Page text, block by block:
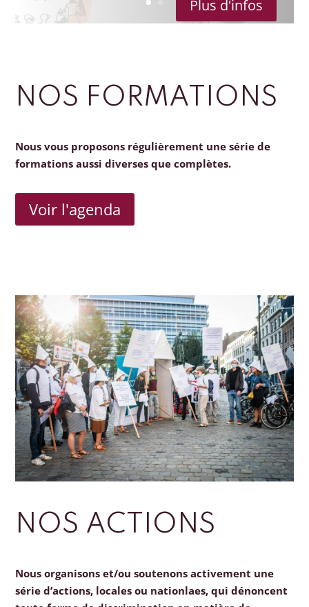
Plus d'infos
NOS FORMATIONS
Nous vous proposons régulièrement une série de
formations aussi diverses que complètes.
Voir l'agenda
NOS ACTIONS
Nous organisons et/ou soutenons activement une
série d’actions, locales ou nationlaes, qui dénoncent